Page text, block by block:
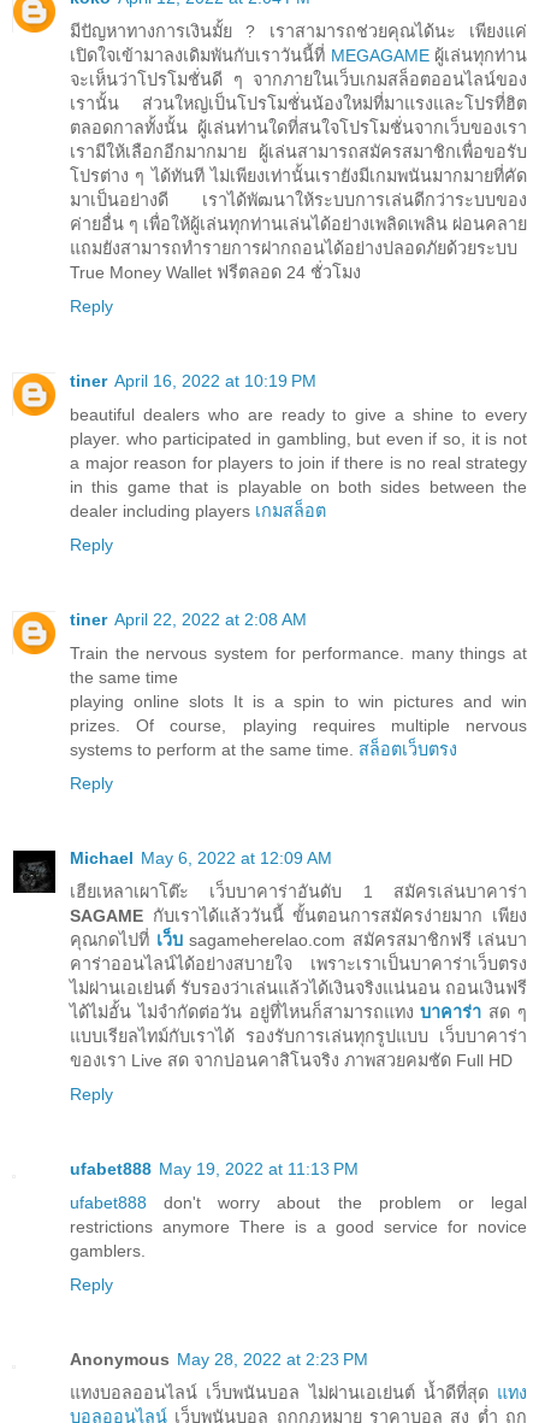
มีปัญหาทางการเงินมั้ย ? เราสามารถช่วยคุณได้นะ เพียงแค่
เปิดใจเข้ามาลงเดิมพันกับเราวันนี้ที่ MEGAGAMEผู้เล่นทุกท่าน
จะเห็นว่าโปรโมชั่นดี ๆ จากภายในเว็บเกมสล็อตออนไลน์ของ
เรานั้น ส่วนใหญ่เป็นโปรโมชั่นน้องใหม่ที่มาแรงและโปรที่ฮิต
ตลอดกาลทั้งนั้น ผู้เล่นท่านใดที่สนใจโปรโมชั่นจากเว็บของเรา
เรามีให้เลือกอีกมากมาย ผู้เล่นสามารถสมัครสมาชิกเพื่อขอรับ
โปรต่าง ๆ ได้ทันที ไม่เพียงเท่านั้นเรายังมีเกมพนันมากมายที่คัด
มาเป็นอย่างดี เราได้พัฒนาให้ระบบการเล่นดีกว่าระบบของ
ค่ายอื่น ๆ เพื่อให้ผู้เล่นทุกท่านเล่นได้อย่างเพลิดเพลิน ผ่อนคลาย
แถมยังสามารถทำรายการฝากถอนได้อย่างปลอดภัยด้วยระบบ
True Money Wallet ฟรีตลอด 24 ชั่วโมง
Reply
tiner April 16, 2022 at 10:19 PM
beautiful dealers who are ready to give a shine to every
player. who participated in gambling, but even if so, it is not
a major reason for players to join if there is no real strategy
in this game that is playable on both sides between the
dealer including players เกมสล็อต
Reply
tiner April 22, 2022 at 2:08 AM
Train the nervous system for performance. many things at
the same time
playing online slots It is a spin to win pictures and win
prizes. Of course, playing requires multiple nervous
systems to perform at the same time.
สล็อตเว็บตรง
Reply
Michael May 6, 2022 at 12:09 AM
เฮียเหลาเผาโต๊ะ เว็บบาคาร่าอันดับ 1 สมัครเล่นบาคาร่า
SAGAME กับเราได้แล้ววันนี้ ขั้นตอนการสมัครง่ายมาก เพียง
คุณกดไปที่ เว็บ sagameherelao.com สมัครสมาชิกฟรี เล่นบา
คาร่าออนไลน์ได้อย่างสบายใจ เพราะเราเป็นบาคาร่าเว็บตรง
ไม่ผ่านเอเย่นต์ รับรองว่าเล่นแล้วได้เงินจริงแน่นอน ถอนเงินฟรี
ได้ไม่อั้น ไม่จำกัดต่อวัน อยู่ที่ไหนก็สามารถแทง บาคาร่า สด ๆ
แบบเรียลไทม์กับเราได้ รองรับการเล่นทุกรูปแบบ เว็บบาคาร่า
ของเรา Live สด จากบ่อนคาสิโนจริง ภาพสวยคมชัด Full HD
Reply
ufabet888 May 19, 2022 at 11:13 PM
ufabet888 don't worry about the problem or legal
restrictions anymore There is a good service for novice
gamblers.
Reply
Anonymous May 28, 2022 at 2:23 PM
แทงบอลออนไลน์ เว็บพนันบอล ไม่ผ่านเอเย่นต์ น้ำดีที่สุด แทง
บอลออนไลน์ เว็บพนันบอล ถูกกฎหมาย ราคาบอล สูง ต่ำ ถูก